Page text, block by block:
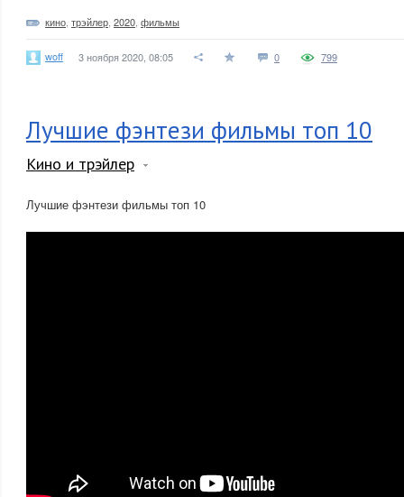
кино трэйлер 2020 фильмы
woff 3 ноября 2020, 08:05 0 799
Лучшие фэнтези фильмы топ 10
Кино и трэйлер
Лучшие фэнтези фильмы топ 10